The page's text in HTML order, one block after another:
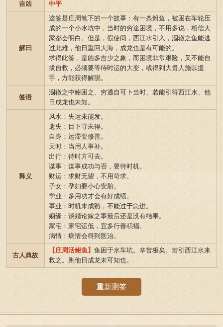
吉凶
中平
解曰
这签是庄周笔下的一个故事：有一条鲋鱼，被困在车轮压
成的一个小水坑中，当时的穷途困境，不用多说，相信大
家都会明白。但是，假使间，西江水引入，涸辙之鱼能逃
过此难，他日重回大海，成龙也是有可能的。
求得此签，是凶多吉少之象，而困境非常艰险，又不能自
拔自救，必须要等待时运的大变，或得到大贵人施以援
手，方能获得解脱。
签语
涸辙之中鲋困之、穷通自可卜当时、若能引得西江水、他
日成龙也未知。
释义
风水：失运未能发。
遗失：目下寻未得。
自身：运滞要修善。
天时：当用人事补。
出行：待时方可去。
谋事：谋事成功与否，要待时机。
财运：求财无望，不用苛求。
子女：孕妇要小心安胎。
学业：多用功才会有好成绩。
事业：时机未成熟，不能过于急进。
姻缘：谈婚论嫁之事最后还是没有结果。
家宅：家宅运低，宜多行善积福。
病情：病情会得到医治。
古人典故
【庄周活鲋鱼】 鱼困于水车坑。辛苦极矣。若引西江水来
救之。则他日成龙未可知也。
重新测签